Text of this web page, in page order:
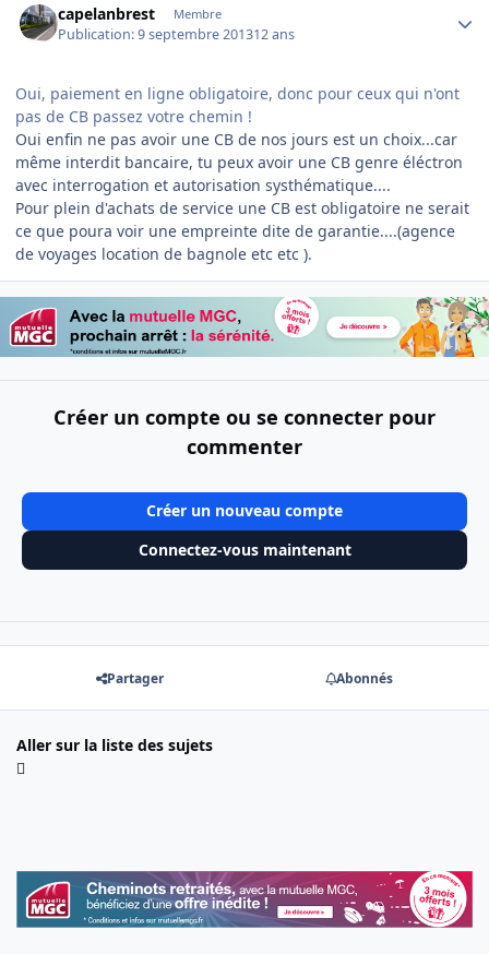
capelanbrest Membre
Publication:9 septembre 201312 ans
Oui, paiement en ligne obligatoire, donc pour ceux qui n'ont
pas de CB passez votre chemin !
Oui enfin ne pas avoir une CB de nos jours est un choix...car
même interdit bancaire, tu peux avoir une CB genre éléctron
avec interrogation et autorisation systhématique....
Pour plein d'achats de service une CB est obligatoire ne serait
ce que poura voir une empreinte dite de garantie....(agence
de voyages location de bagnole etc etc ).
Créer un compte ou se connecter pour
commenter
Créer un nouveau compte
Connectez-vous maintenant
Partager Abonnés
Aller sur la liste des sujets